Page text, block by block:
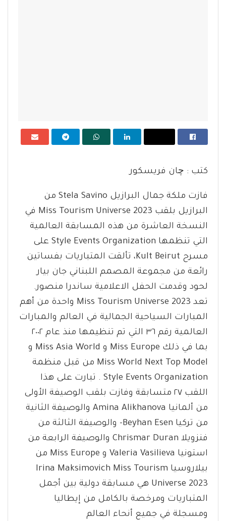
كتب : چان فريسكور
فازت ملكة جمال البرازيل Stela Savino من
البرازيل بلقب Miss Tourism Universe 2023 في
النسخة العاشرة من هذه المسابقة العالمية
التي تنظمها Style Events Organization على
مسرح Kult Beirut، تألقت المتباريات بفساتين
رائعة من مجموعة المصمم اللبناني جان بيار
لحود وقدمت الحفل الاعلامية ساندرا منصور.
تعد Miss Tourism Universe 2023 واحدة من أهم
المبارات السياحية الجمالية في العالم والمبارات
العالمية رقم ٣٦ التي تم تنظيمها منذ عام ٢٠٠٢
بما في ذلك Miss Europe و Miss Asia World و
Miss World Next Top Model من قبل منظمة
Style Events Organization . تبارت على هذا
اللقب ٢٧ متسابقة وفازت بلقب الوصيفة الأولى
من ألمانيا Amina Alikhanova والوصيفة الثانية
من تركيا Beyhan Esen- والوصيفة الثالثة من
فنزويلا Chrismar Duran والوصيفة الرابعة من
استونيا Valeria Vasilieva و Miss Europe من
بيلاروسيا Irina Maksimovich Miss Tourism
Universe 2023 هي مسابقة دولية بين أجمل
المتباريات ومرخصة بالكامل من إيطاليا
ومسجلة في جميع أنحاء العالم